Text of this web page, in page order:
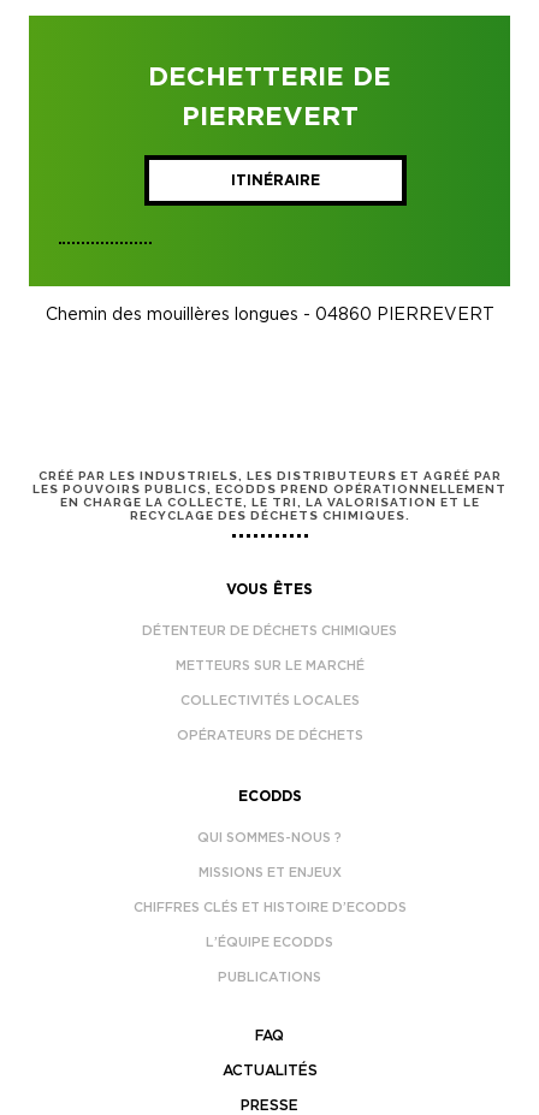
DECHETTERIE DE
PIERREVERT
ITINÉRAIRE
Chemin des mouillères longues - 04860 PIERREVERT
CRÉÉ PAR LES INDUSTRIELS, LES DISTRIBUTEURS ET AGRÉÉ PAR
LES POUVOIRS PUBLICS, ECODDS PREND OPÉRATIONNELLEMENT
EN CHARGE LA COLLECTE, LE TRI, LA VALORISATION ET LE
RECYCLAGE DES DÉCHETS CHIMIQUES.
VOUS ÊTES
DÉTENTEUR DE DÉCHETS CHIMIQUES
METTEURS SUR LE MARCHÉ
COLLECTIVITÉS LOCALES
OPÉRATEURS DE DÉCHETS
ECODDS
QUI SOMMES-NOUS ?
MISSIONS ET ENJEUX
CHIFFRES CLÉS ET HISTOIRE D’ECODDS
L’ÉQUIPE ECODDS
PUBLICATIONS
FAQ
ACTUALITÉS
PRESSE